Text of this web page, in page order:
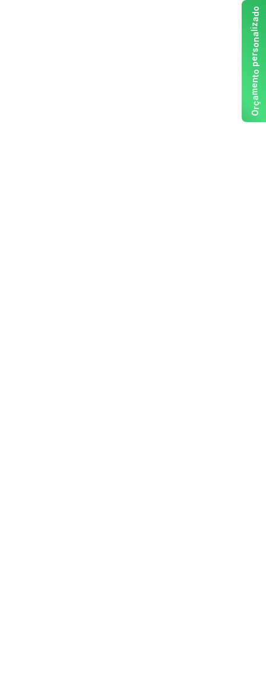
O
r
ç
a
m
e
n
t
o
p
e
r
s
o
n
a
l
i
z
a
d
o